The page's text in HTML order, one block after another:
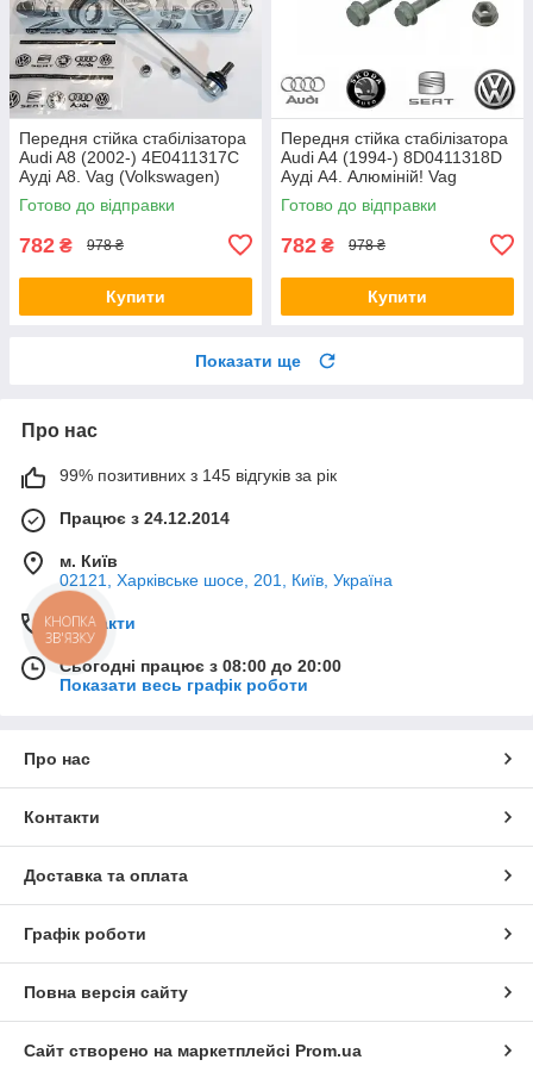
Передня стійка стабілізатора
Audi A8 (2002-) 4E0411317C
Ауді А8. Vag (Volkswagen)
Готово до відправки
782 ₴ 978 ₴
Купити
Передня стійка стабілізатора
Audi A4 (1994-) 8D0411318D
Ауді А4. Алюміній! Vag
(Volkswagen)
Готово до відправки
782 ₴ 978 ₴
Купити
Показати ще
Про нас
99% позитивних з 145 відгуків за рік
Працює з 24.12.2014
м. Київ
02121, Харківське шосе, 201, Київ, Україна
Контакти
Сьогодні працює з 08:00 до 20:00
Показати весь графік роботи
Про нас
Контакти
Доставка та оплата
Графік роботи
Повна версія сайту
Сайт створено на маркетплейсі Prom.ua
КНОПКА
ЗВ'ЯЗКУ